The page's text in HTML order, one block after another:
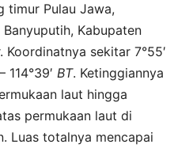
timur Pulau Jawa,
Kabupaten
sekitar 7°55′
114°39′ BT. Ketinggiannya
laut hingga
permukaan laut di
Luas totalnya mencapai